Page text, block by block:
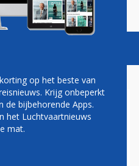
Vacatures
DE VALREEP
op het beste van
Krijg onbeperkt
de bijbehorende Apps.
het Luchtvaartnieuws
mat.